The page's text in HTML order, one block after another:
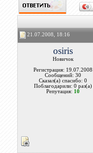
21.07.2008, 18:16
osiris
Новичок
Регистрация: 19.07.2008
Сообщений: 30
Сказал(а) спасибо: 0
Поблагодарили: 0 раз(а)
Репутация: 10